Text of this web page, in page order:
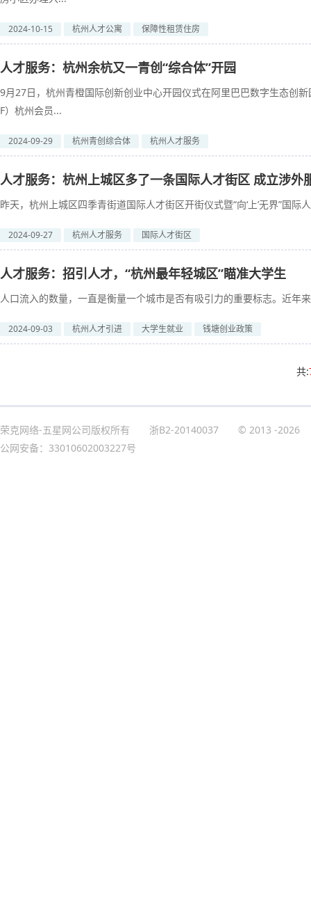
2024-10-15 杭州人才公寓 保障性租赁住房
人才服务：杭州余杭又一青创“综合体”开园
9月27日，杭州青橙国际创新创业中心开园仪式在阿里巴巴数字生态创
F）杭州会员...
2024-09-29 杭州青创综合体 杭州人才服务
人才服务：杭州上城区多了一条国际人才街区 成立涉外
昨天，杭州上城区四季青街道国际人才街区开街仪式暨“向‘上’无界”国际
2024-09-27 杭州人才服务 国际人才街区
人才服务：招引人才，“杭州最年轻城区”瞄准大学生
人口流入的数量，一直是衡量一个城市是否有吸引力的重要标志。近年
2024-09-03 杭州人才引进 大学生就业 钱塘创业政策
共:
荣克网络-五星网公司版权所有 浙B2-20140037 © 2013 -2026
公网安备：33010602003227号